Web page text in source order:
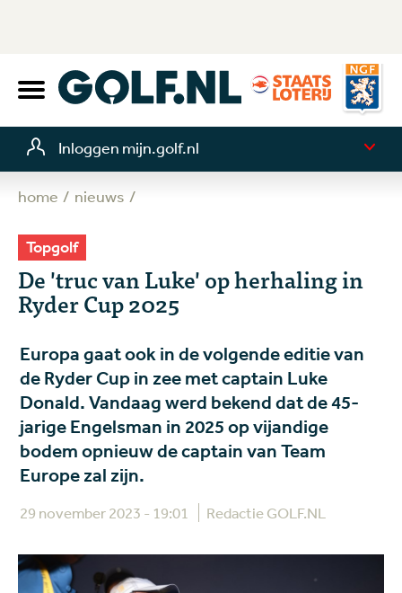
Inloggen mijn.golf.nl
home nieuws
Topgolf
De 'truc van Luke' op herhaling in
Ryder Cup 2025
Europa gaat ook in de volgende editie van
de Ryder Cup in zee met captain Luke
Donald. Vandaag werd bekend dat de 45-
jarige Engelsman in 2025 op vijandige
bodem opnieuw de captain van Team
Europe zal zijn.
29 november 2023 - 19:01 Redactie GOLF.NL